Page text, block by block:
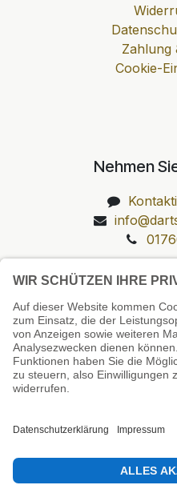
Zahlung
Cookie-
Nehmen
Unsere